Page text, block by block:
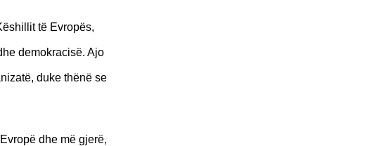
të Evropës,
demokracisë. Ajo
duke thënë se
dhe më gjerë,